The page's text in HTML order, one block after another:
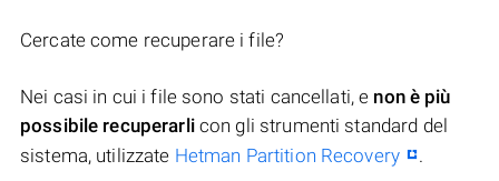
Cercate come recuperare i file?
Nei casi in cui i file sono stati cancellati, e non è più
possibile recuperarlicon gli strumenti standard del
sistema, utilizzate Hetman Partition Recovery .